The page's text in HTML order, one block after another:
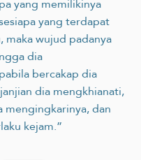
yang terdapat
maka wujud padanya
dia
bercakap dia
dia mengkhianati,
mengingkarinya, dan
kejam.”